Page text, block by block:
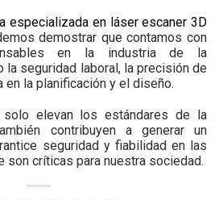
especializada en láser escaner 3D
demostrar que contamos con
en la industria de la
la seguridad laboral, la precisión de
en la planificación y el diseño.
solo elevan los estándares de la
contribuyen a generar un
seguridad y fiabilidad en las
son críticas para nuestra sociedad.